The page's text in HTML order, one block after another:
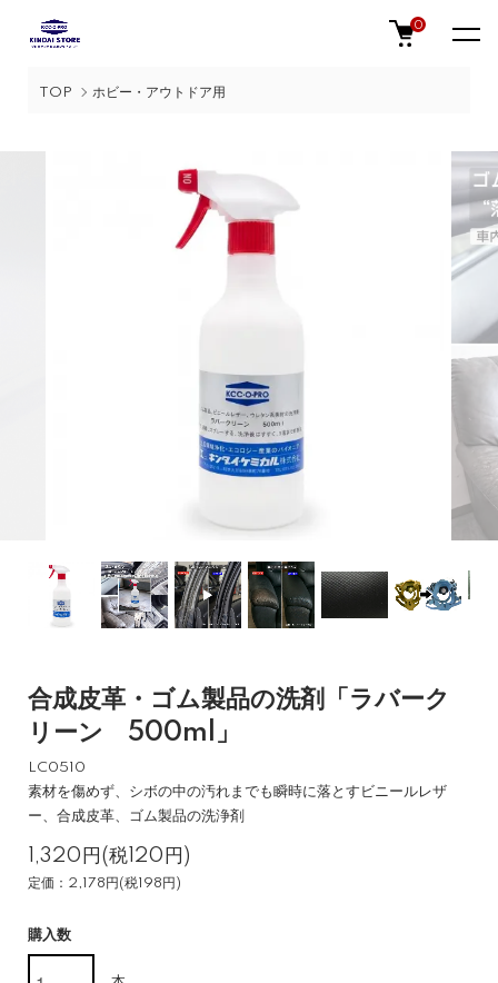
0
TOP ホビー・アウトドア用
合成皮革・ゴム製品の洗剤「ラバーク
リーン 500ml」
LC0510
素材を傷めず、シボの中の汚れまでも瞬時に落とすビニールレザ
ー、合成皮革、ゴム製品の洗浄剤
1,320円(税120円)
定価：2,178円(税198円)
購入数